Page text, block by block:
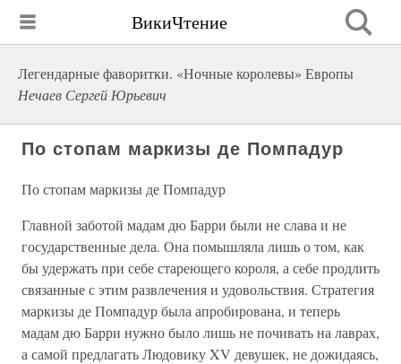
ВикиЧтение
Легендарные фаворитки. «Ночные королевы» Европы
Нечаев Сергей Юрьевич
По стопам маркизы де Помпадур
По стопам маркизы де Помпадур
Главной заботой мадам дю Барри были не слава и не
государственные дела. Она помышляла лишь о том, как
бы удержать при себе стареющего короля, а себе продлить
связанные с этим развлечения и удовольствия. Стратегия
маркизы де Помпадур была апробирована, и теперь
мадам дю Барри нужно было лишь не почивать на лаврах,
а самой предлагать Людовику XV девушек, не дожидаясь,